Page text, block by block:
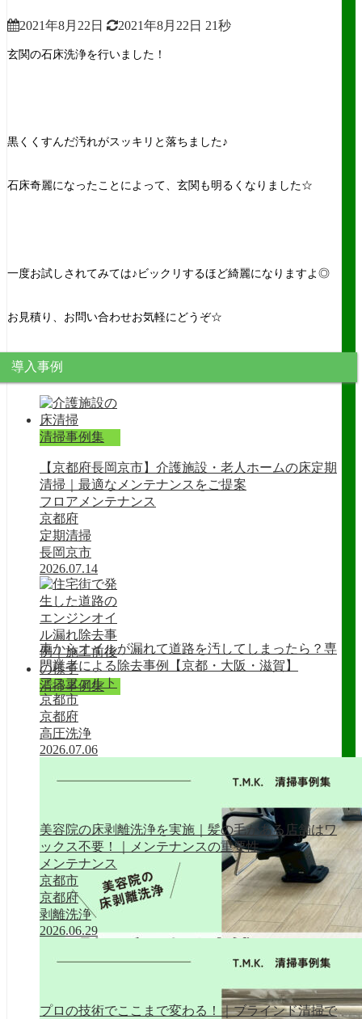
2021年8月22日 2021年8月22日 21秒
玄関の石床洗浄を行いました！
黒くくすんだ汚れがスッキリと落ちました♪
石床奇麗になったことによって、玄関も明るくなりました☆
一度お試しされてみては♪ビックリするほど綺麗になりますよ◎
お見積り、お問い合わせお気軽にどうぞ☆
導入事例
清掃事例集
【京都府長岡京市】介護施設・老人ホームの床定期
清掃｜最適なメンテナンスをご提案
フロアメンテナンス
京都府
定期清掃
長岡京市
2026.07.14
清掃事例集
車からオイルが漏れて道路を汚してしまったら？専
門業者による除去事例【京都・大阪・滋賀】
アスファルト
京都市
京都府
高圧洗浄
2026.07.06
美容院の床剥離洗浄を実施｜髪の毛がある店舗はワ
ックス不要！｜メンテナンスの重要性
メンテナンス
京都市
京都府
剥離洗浄
2026.06.29
プロの技術でここまで変わる！｜ブラインド清掃で